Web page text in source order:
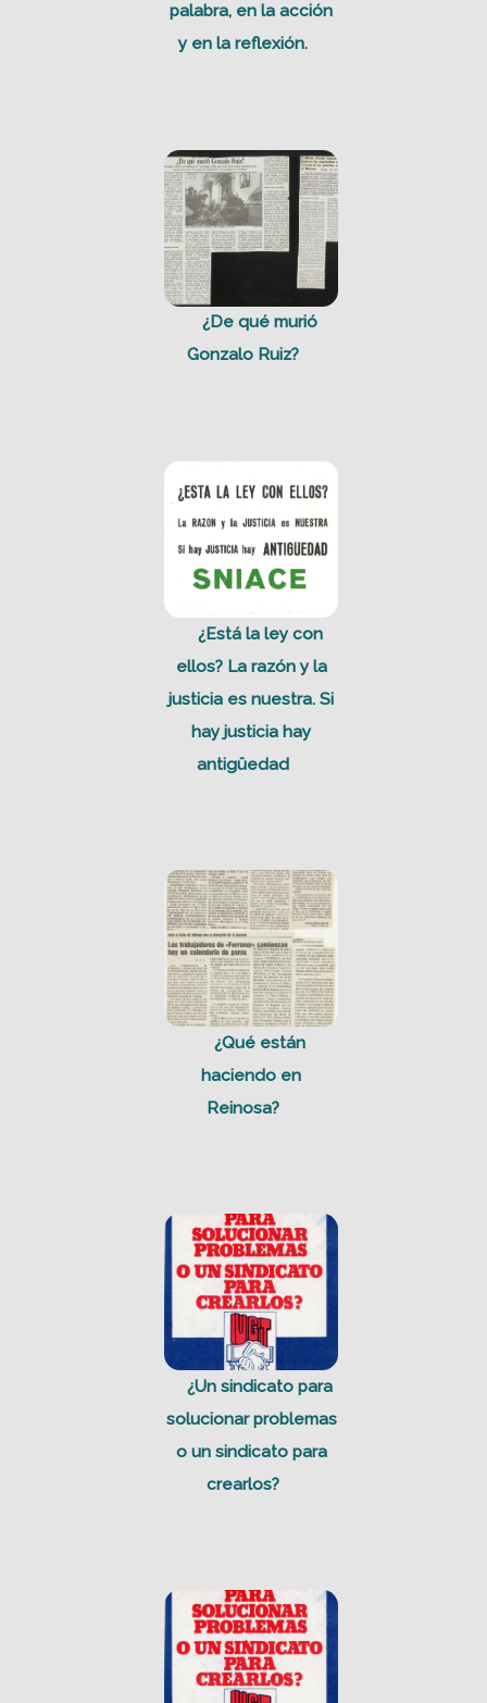
palabra, en la acción
y en la reflexión.
¿De qué murió
Gonzalo Ruiz?
¿Está la ley con
ellos? La razón y la
justicia es nuestra. Si
hay justicia hay
antigüedad
¿Qué están
haciendo en
Reinosa?
¿Un sindicato para
solucionar problemas
o un sindicato para
crearlos?